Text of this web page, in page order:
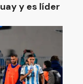
y es líder